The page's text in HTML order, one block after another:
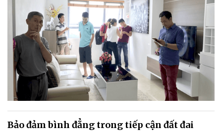
Bảo đảm bình đẳng trong tiếp cận đất đai